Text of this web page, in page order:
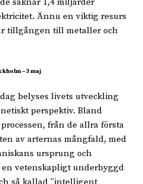
Ännu en viktig resurs
tillgången till metaller och
– 3 maj
belyses livets utveckling
perspektiv. Bland
från de allra första
av arternas mångfald, med
ursprung och
vetenskapligt underbyggd